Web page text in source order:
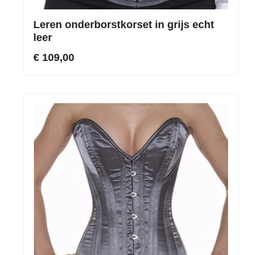
Leren onderborstkorset in grijs echt
leer
€ 109,00